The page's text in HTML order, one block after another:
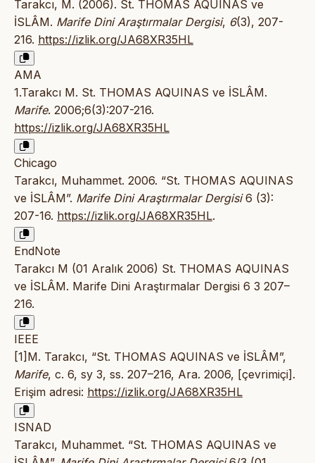
Tarakcı, M. (2006). St. THOMAS AQUINAS ve
İSLÂM. Marife Dini Araştırmalar Dergisi, 6(3), 207-
216. https://izlik.org/JA68XR35HL
AMA
1.Tarakcı M. St. THOMAS AQUINAS ve İSLÂM.
Marife. 2006;6(3):207-216.
https://izlik.org/JA68XR35HL
Chicago
Tarakcı, Muhammet. 2006. “St. THOMAS AQUINAS
ve İSLÂM”. Marife Dini Araştırmalar Dergisi6 (3):
207-16. https://izlik.org/JA68XR35HL.
EndNote
Tarakcı M (01 Aralık 2006) St. THOMAS AQUINAS
ve İSLÂM. Marife Dini Araştırmalar Dergisi 6 3 207–
216.
IEEE
[1]M. Tarakcı, “St. THOMAS AQUINAS ve İSLÂM”,
Marife, c. 6, sy 3, ss. 207–216, Ara. 2006, [çevrimiçi].
Erişim adresi: https://izlik.org/JA68XR35HL
ISNAD
Tarakcı, Muhammet. “St. THOMAS AQUINAS ve